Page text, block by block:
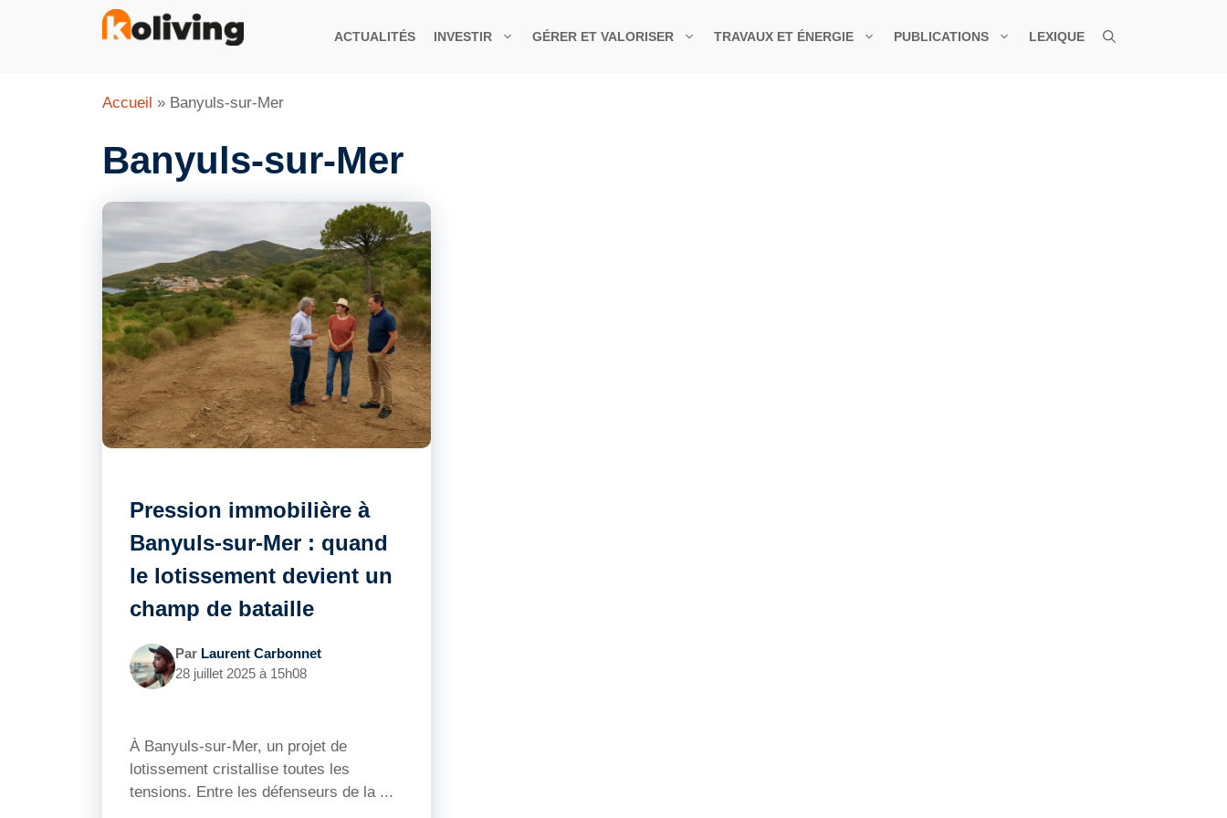
ACTUALITÉS INVESTIR GÉRER ET VALORISER TRAVAUX ET ÉNERGIE PUBLICATIONS LEXIQUE
Accueil » Banyuls-sur-Mer
Banyuls-sur-Mer
Pression immobilière à
Banyuls-sur-Mer : quand
le lotissement devient un
champ de bataille
Par Laurent Carbonnet
28 juillet 2025 à 15h08
À Banyuls-sur-Mer, un projet de
lotissement cristallise toutes les
tensions. Entre les défenseurs de la ...